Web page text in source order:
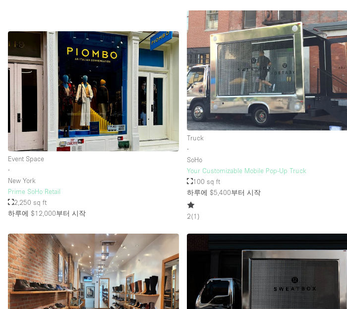
Event Space
∙
New York
Prime SoHo Retail
2,250 sq ft
하루에 $12,000부터 시작
Truck
∙
SoHo
Your Customizable Mobile Pop-Up Truck
100 sq ft
하루에 $5,400부터 시작
2(1 )